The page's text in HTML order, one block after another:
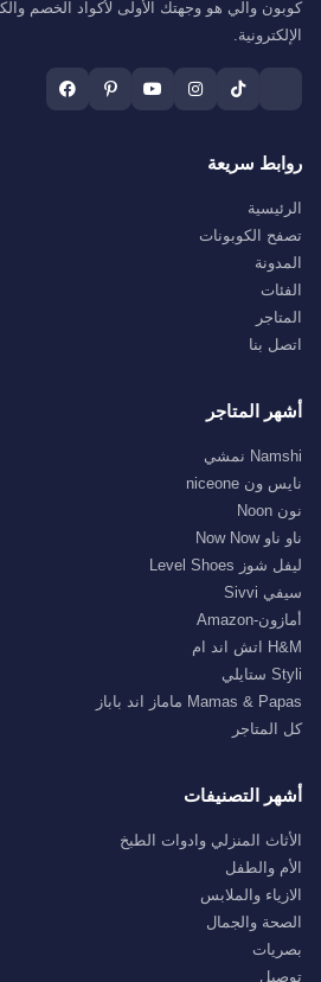
كوبون والي هو وجهتك الأولى لأكواد الخصم
الإلكترونية.
روابط سريعة
الرئيسية
تصفح الكوبونات
المدونة
الفئات
المتاجر
اتصل بنا
أشهر المتاجر
Namshi نمشي
نايس ون niceone
نون Noon
ناو ناو Now Now
ليفل شوز Level Shoes
سيفي Sivvi
أمازون-Amazon
H&M اتش اند ام
Styli ستايلي
Mamas & Papas ماماز اند باباز
كل المتاجر
أشهر التصنيفات
الأثاث المنزلي وادوات الطبخ
الأم والطفل
الازياء والملابس
الصحة والجمال
بصريات
توصيل